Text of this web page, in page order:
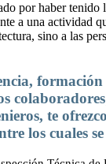
por haber tenido
a una actividad
sino a las
te
los cuales